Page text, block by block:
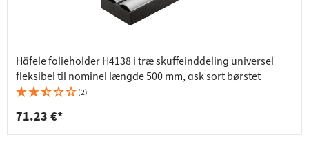
Häfele folieholder H4138 i træ skuffeinddeling universel
fleksibel til nominel længde 500 mm, ask sort børstet
(2)
71.23 €*